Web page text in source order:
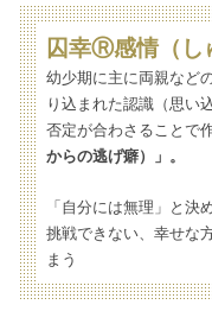
囚幸Ⓡ感情（し
幼少期に主に両親など
り込まれた認識（思い
否定が合わさることで
からの逃げ癖）」。
「自分には無理」と決
挑戦できない、幸せな
まう